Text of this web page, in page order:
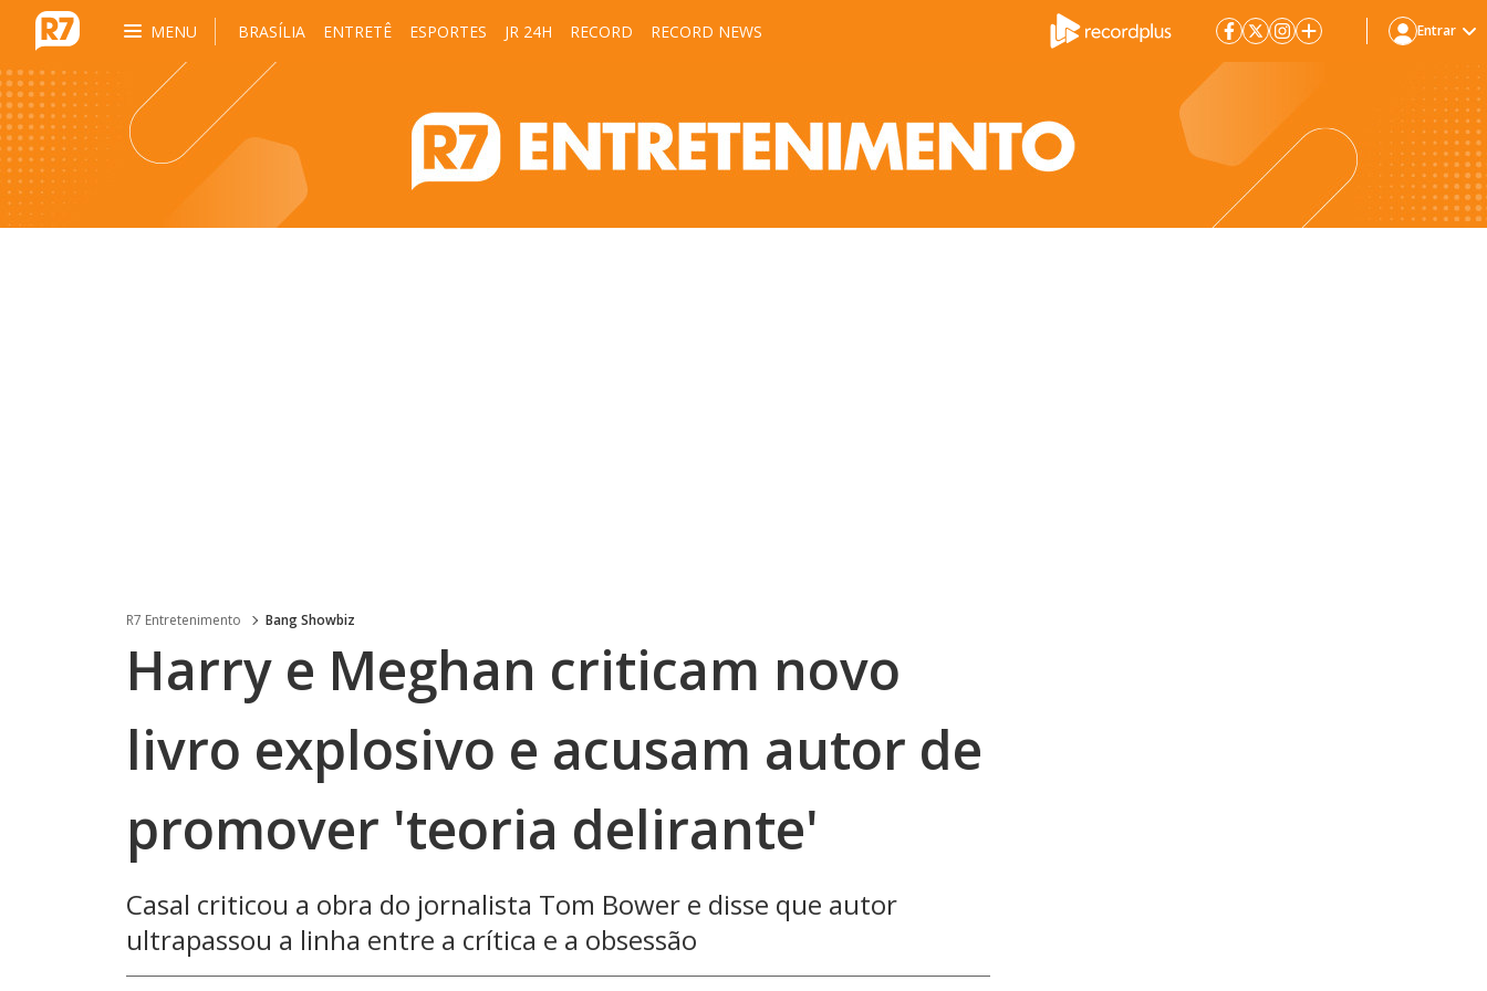
MENU BRASÍLIA ENTRETÊ ESPORTES JR 24H RECORD RECORD NEWS Entrar
R7 Entretenimento Bang Showbiz
Harry e Meghan criticam novo
livro explosivo e acusam autor de
promover 'teoria delirante'
Casal criticou a obra do jornalista Tom Bower e disse que autor
ultrapassou a linha entre a crítica e a obsessão